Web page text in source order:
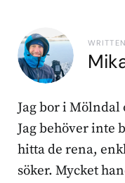
Jag bor i
Jag behöver inte
hitta de rena,
söker. Mycket